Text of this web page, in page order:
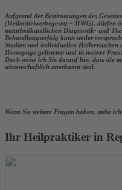
Aufgrund der Bestimmungen des
(Heilmittelwerbegesetz – HWG), dürfen
naturheilkundlichen Diagnostik- und
Behandlungserfolg kann weder
Studien und individuellen Heilversuchen
Homepage gelisteten und in meiner
Doch weise ich Sie darauf hin, dass die
wissenschaftlich anerkannt sind.
Wenn Sie weitere Fragen haben, stehe
Ihr Heilpraktiker in